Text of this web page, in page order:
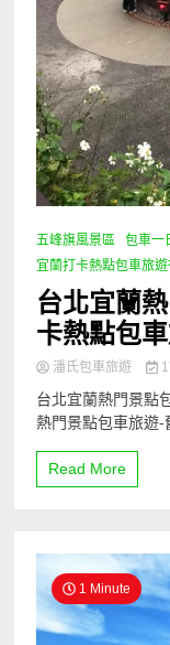
五峰旗風景區 包車一
宜蘭打卡熱點包車旅遊
台北宜蘭
卡熱點包
潘氏包車旅遊
台北宜蘭熱門景點
熱門景點包車旅遊-
Read More
1 Minute